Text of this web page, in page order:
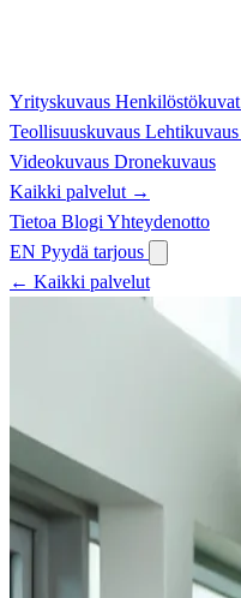
Yrityskuvaus Henkilöstökuvat
Teollisuuskuvaus Lehtikuvaus
Videokuvaus Dronekuvaus
Kaikki palvelut →
Tietoa Blogi Yhteydenotto
EN Pyydä tarjous
← Kaikki palvelut